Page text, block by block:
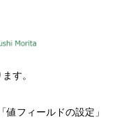
す。
値フィールドの設定」